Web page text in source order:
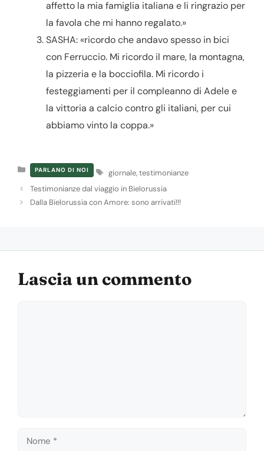
affetto la mia famiglia italiana e li ringrazio per
la favola che mi hanno regalato.»
SASHA: «ricordo che andavo spesso in bici
con Ferruccio. Mi ricordo il mare, la montagna,
la pizzeria e la bocciofila. Mi ricordo i
festeggiamenti per il compleanno di Adele e
la vittoria a calcio contro gli italiani, per cui
abbiamo vinto la coppa.»
Categorie
PARLANO DI NOI Tag
giornale,testimonianze
Testimonianze dal viaggio in Bielorussia
Dalla Bielorussia con Amore: sono arrivati!!!
Lascia un commento
Nome